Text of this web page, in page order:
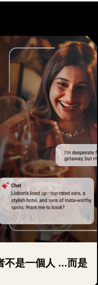
不是一個人 ...而是